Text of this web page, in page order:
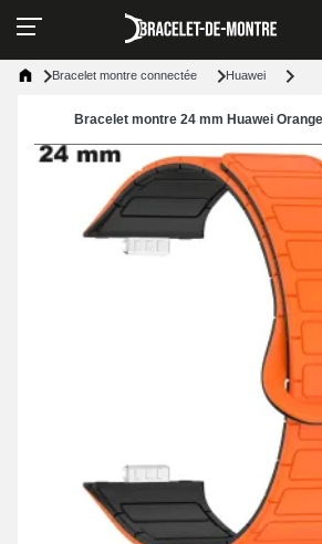
Bracelet montre connectée Huawei
Bracelet montre 24 mm Huawei